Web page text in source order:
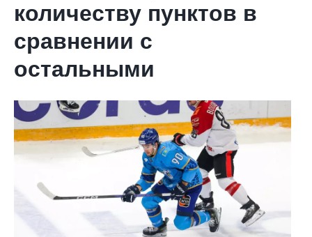
количеству пунктов в
сравнении с
остальными